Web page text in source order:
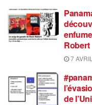
Robert
7
de